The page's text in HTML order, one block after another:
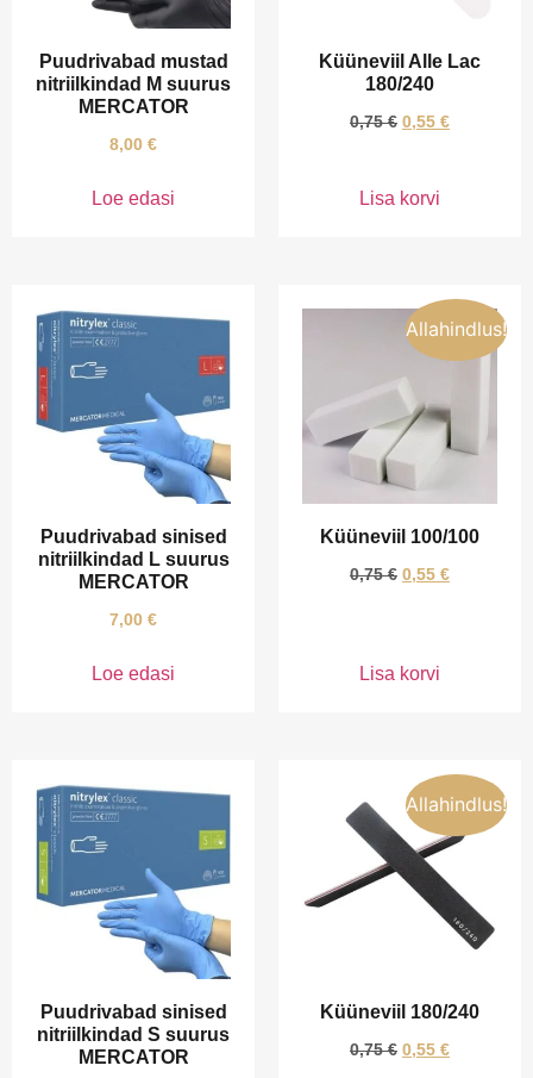
Puudrivabad mustad
nitriilkindad M suurus
MERCATOR
8,00 €
Loe edasi
Küüneviil Alle Lac
180/240
0,75€ 0,55 €
Lisa korvi
Puudrivabad sinised
nitriilkindad L suurus
MERCATOR
7,00 €
Loe edasi
Allahindlus!
Küüneviil 100/100
0,75€ 0,55 €
Lisa korvi
Puudrivabad sinised
nitriilkindad S suurus
MERCATOR
Allahindlus!
Küüneviil 180/240
0,75€ 0,55 €